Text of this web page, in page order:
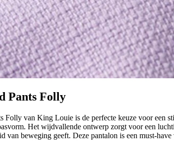
Pants Folly
Folly van King Louie is de perfecte keuze voor een
Het wijdvallende ontwerp zorgt voor een
van beweging geeft. Deze pantalon is een must-